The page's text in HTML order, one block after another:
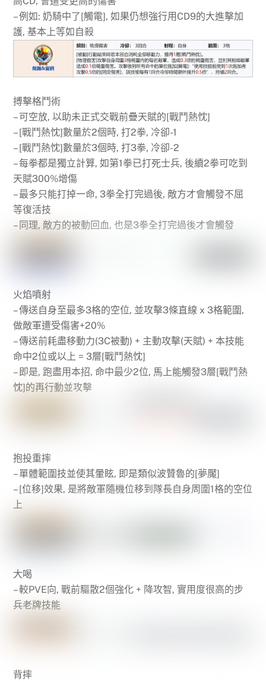
– 例如: 奶騎中了[觸電], 如果仍想強行用CD9的大進擊加
護, 基本上等如自殺
搏擊格鬥術
– 可空放, 以助未正式交戰前疊天賦的[戰鬥熱忱]
– [戰鬥熱忱]數量於2個時, 打2拳, 冷卻-1
– [戰鬥熱忱]數量於3個時, 打3拳, 冷卻-2
– 每拳都是獨立計算, 如第1拳已打死士兵, 後續2拳可吃到
天賦300%增傷
– 最多只能打掉一命, 3拳全打完過後, 敵方才會觸發不屈
等復活技
– 同理, 敵方的被動回血, 也是3拳全打完過後才會觸發
火焰噴射
– 傳送自身至最多3格的空位, 並攻擊3條直線 x 3格範圍,
做敵軍遭受傷害+20%
– 傳送前耗盡移動力(3C被動) + 主動攻擊(天賦) + 本技能
命中2位或以上 = 3層[戰鬥熱忱]
– 即是, 跑盡用本招, 命中最少2位, 馬上能觸發3層[戰鬥熱
忱]的再行動並攻擊
抱投重摔
– 單體範圍技並使其暈眩, 即是類似波贊魯的[夢魘]
– [位移]效果, 是將敵軍隨機位移到隊長自身周圍1格的空位
上
大喝
– 較PVE向, 戰前驅散2個強化 + 降攻智, 實用度很高的步
兵老牌技能
背摔